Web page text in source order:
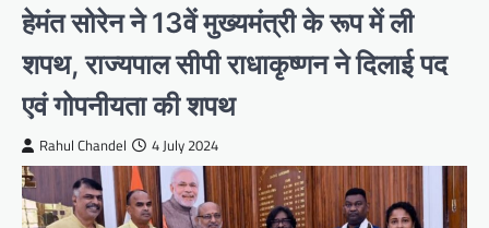
हेमंत सोरेन ने 13वें मुख्यमंत्री के रूप में ली
शपथ, राज्यपाल सीपी राधाकृष्णन ने दिलाई पद
एवं गोपनीयता की शपथ
Rahul Chandel 4 July 2024